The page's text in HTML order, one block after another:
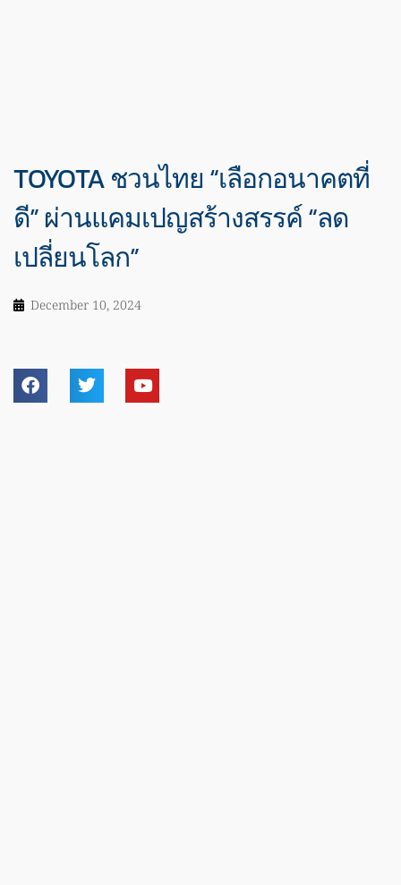
TOYOTA ชวนไทย “เลือกอนาคตที่
ดี” ผ่านแคมเปญสร้างสรรค์ “ลด
เปลี่ยนโลก”
December 10, 2024